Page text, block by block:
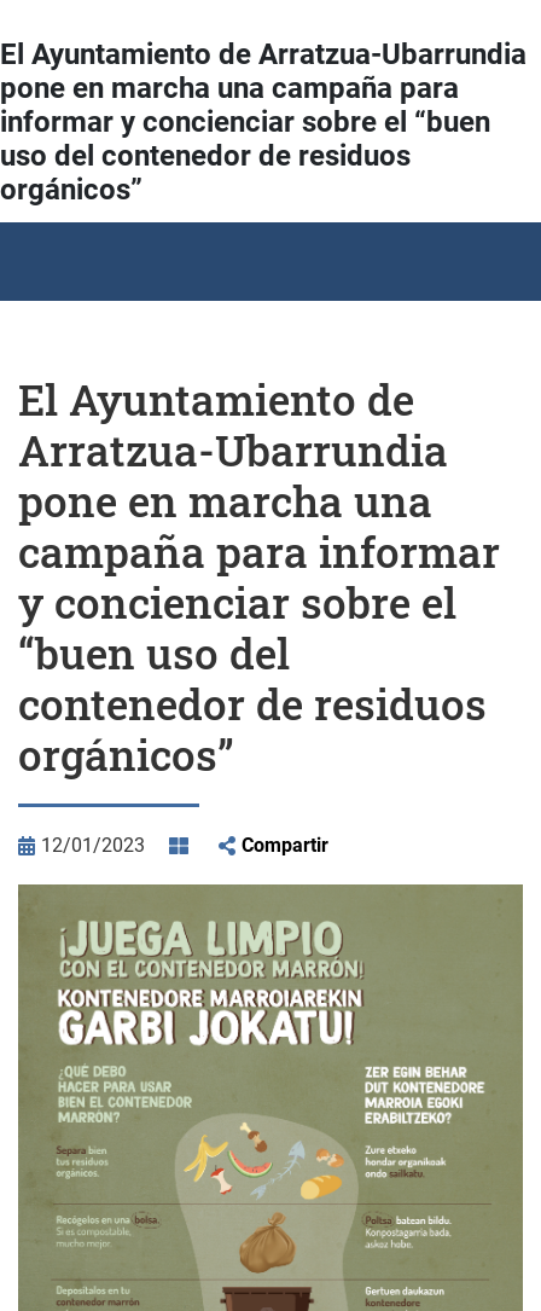
El Ayuntamiento de Arratzua-Ubarrundia
pone en marcha una campaña para
informar y concienciar sobre el “buen
uso del contenedor de residuos
orgánicos”
El Ayuntamiento de
Arratzua-Ubarrundia
pone en marcha una
campaña para informar
y concienciar sobre el
“buen uso del
contenedor de residuos
orgánicos”
12/01/2023 Compartir